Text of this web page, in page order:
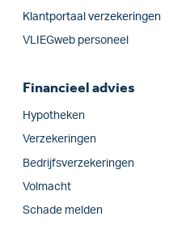
Klantportaal verzekeringen
VLIEGweb personeel
Financieel advies
Hypotheken
Verzekeringen
Bedrijfs­verzekeringen
Volmacht
Schade melden